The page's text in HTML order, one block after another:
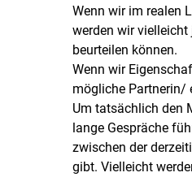
Wenn wir im realen
werden wir
beurteilen können.
Wenn wir
mögliche Partnerin/
Um tatsächlich den
lange Gespräche
zwischen der
gibt. Vielleicht